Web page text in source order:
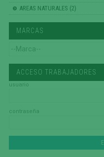
AREAS NATURALES (2)
MARCAS
ACCESO TRABAJADORES
usuario
contraseña